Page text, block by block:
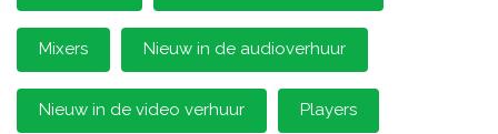
Mixers Nieuw in de audioverhuur
Nieuw in de video verhuur Players